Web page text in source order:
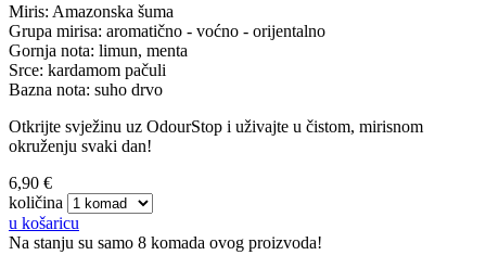
Miris: Amazonska šuma
Grupa mirisa: aromatično - voćno - orijentalno
Gornja nota: limun, menta
Srce: kardamom pačuli
Bazna nota: suho drvo
Otkrijte svježinu uz OdourStop i uživajte u čistom, mirisnom
okruženju svaki dan!
6,90 €
količina
u košaricu
Na stanju su samo 8 komada ovog proizvoda!